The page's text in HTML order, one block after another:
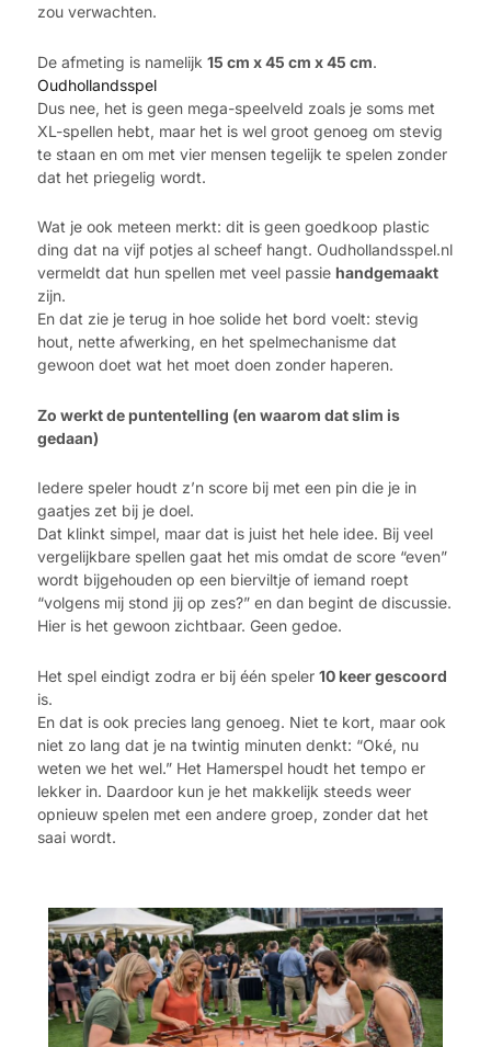
zou verwachten.
De afmeting is namelijk 15 cm x 45 cm x 45 cm.
Oudhollandsspel
Dus nee, het is geen mega-speelveld zoals je soms met
XL-spellen hebt, maar het is wel groot genoeg om stevig
te staan en om met vier mensen tegelijk te spelen zonder
dat het priegelig wordt.
Wat je ook meteen merkt: dit is geen goedkoop plastic
ding dat na vijf potjes al scheef hangt. Oudhollandsspel.nl
vermeldt dat hun spellen met veel passie handgemaakt
zijn.
En dat zie je terug in hoe solide het bord voelt: stevig
hout, nette afwerking, en het spelmechanisme dat
gewoon doet wat het moet doen zonder haperen.
Zo werkt de puntentelling (en waarom dat slim is
gedaan)
Iedere speler houdt z’n score bij met een pin die je in
gaatjes zet bij je doel.
Dat klinkt simpel, maar dat is juist het hele idee. Bij veel
vergelijkbare spellen gaat het mis omdat de score “even”
wordt bijgehouden op een bierviltje of iemand roept
“volgens mij stond jij op zes?” en dan begint de discussie.
Hier is het gewoon zichtbaar. Geen gedoe.
Het spel eindigt zodra er bij één speler 10 keer gescoord
is.
En dat is ook precies lang genoeg. Niet te kort, maar ook
niet zo lang dat je na twintig minuten denkt: “Oké, nu
weten we het wel.” Het Hamerspel houdt het tempo er
lekker in. Daardoor kun je het makkelijk steeds weer
opnieuw spelen met een andere groep, zonder dat het
saai wordt.